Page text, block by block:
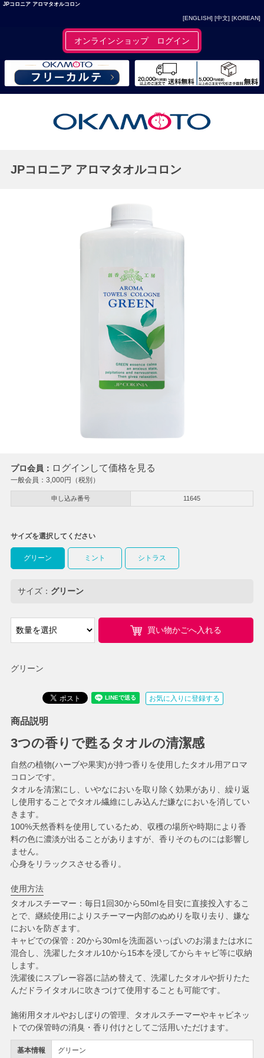
JPコロニア アロマタオルコロン
[ENGLISH] [中文] [KOREAN]
オンラインショップ ログイン
JPコロニア アロマタオルコロン
プロ会員： ログインして価格を見る
一般会員： 3,000円（税別）
申し込み番号 11645
グリーン
基本情報 グリーン
サイズを選択してください
グリーン ミント シトラス
サイズ： グリーン
買い物かごへ入れる
お気に入りに登録する
商品説明
3つの香りで甦るタオルの清潔感
自然の植物(ハーブや果実)が持つ香りを使用したタオル用アロマ
コロンです。
タオルを清潔にし、いやなにおいを取り除く効果があり、繰り返
し使用することでタオル繊維にしみ込んだ嫌なにおいを消してい
きます。
100%天然香料を使用しているため、収穫の場所や時期により香
料の色に濃淡が出ることがありますが、香りそのものには影響し
ません。
心身をリラックスさせる香り。
使用方法
タオルスチーマー：毎日1回30から50mlを目安に直接投入するこ
とで、継続使用によりスチーマー内部のぬめりを取り去り、嫌な
においを防ぎます。
キャビでの保管：20から30mlを洗面器いっぱいのお湯または水に
混合し、洗濯したタオル10から15本を浸してからキャビ等に収納
します。
洗濯後にスプレー容器に詰め替えて、洗濯したタオルや折りたた
んだドライタオルに吹きつけて使用することも可能です。
施術用タオルやおしぼりの管理、タオルスチーマーやキャビネッ
トでの保管時の消臭・香り付けとしてご活用いただけます。